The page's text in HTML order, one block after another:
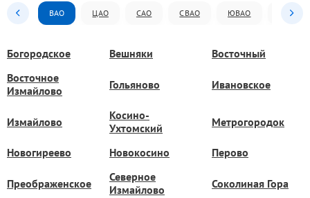
ВАО ЦАО САО СВАО ЮВАО ЮАО
Богородское Вешняки
Восточный
Восточное
Измайлово
Гольяново Ивановское
Измайлово
Косино-
Ухтомский
Метрогородок
Новогиреево Новокосино Перово
Преображенское
Северное
Измайлово
Соколиная Гора